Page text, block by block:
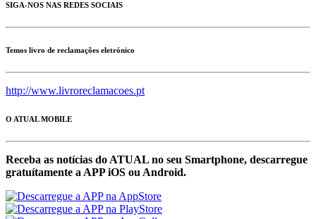
SIGA-NOS NAS REDES SOCIAIS
Temos livro de reclamações eletrónico
http://www.livroreclamacoes.pt
O ATUAL MOBILE
Receba as notícias do ATUAL no seu Smartphone, descarregue
gratuítamente a APP iOS ou Android.